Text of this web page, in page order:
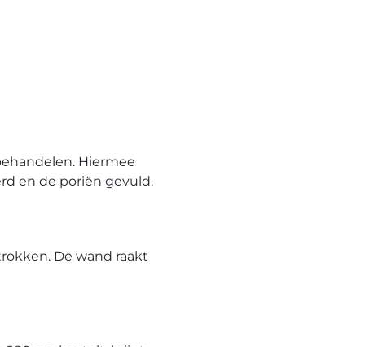
Hiermee
en de poriën gevuld.
De wand raakt